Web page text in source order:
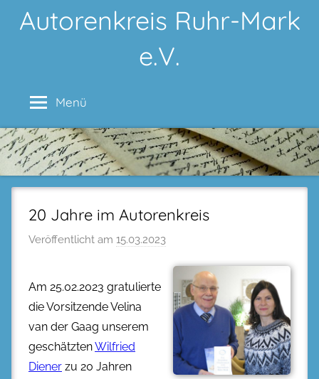
InhaltAutorenkreis Ruhr-Mark
e.V.
Menü
20 Jahre im Autorenkreis
Veröffentlicht am 15.03.2023
Am 25.02.2023 gratulierte
die Vorsitzende Velina
van der Gaag unserem
geschätztenWilfried
Diener zu 20 Jahren